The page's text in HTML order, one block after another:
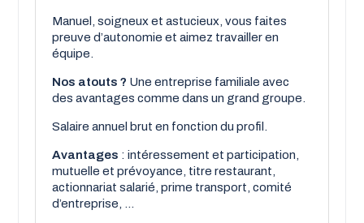
Manuel, soigneux et astucieux, vous faites
preuve d’autonomie et aimez travailler en
équipe.
Nos atouts ? Une entreprise familiale avec
des avantages comme dans un grand groupe.
Salaire annuel brut en fonction du profil.
Avantages : intéressement et participation,
mutuelle et prévoyance, titre restaurant,
actionnariat salarié, prime transport, comité
d’entreprise, ...